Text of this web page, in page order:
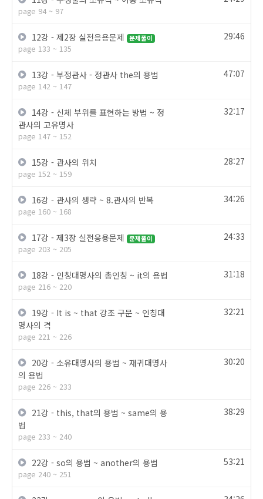
page 94 ~ 97
12강 - 제2장 실전응용문제 문제풀이 29:46
page 133 ~ 135
13강 - 부정관사 - 정관사 the의 용법 47:07
page 142 ~ 147
14강 - 신체 부위를 표현하는 방법 ~ 정
관사의 고유명사
32:17
page 147 ~ 152
15강 - 관사의 위치 28:27
page 152 ~ 159
16강 - 관사의 생략 ~ 8.관사의 반복 34:26
page 160 ~ 168
17강 - 제3장 실전응용문제 문제풀이 24:33
page 203 ~ 205
18강 - 인칭대명사의 총인칭 ~ it의 용법 31:18
page 216 ~ 220
19강 - It is ~ that 강조 구문 ~ 인칭대
명사의 격
32:21
page 221 ~ 226
20강 - 소유대명사의 용법 ~ 재귀대명사
의 용법
30:20
page 226 ~ 233
21강 - this, that의 용법 ~ same의 용
법
38:29
page 233 ~ 240
22강 - so의 용법 ~ another의 용법 53:21
page 240 ~ 251